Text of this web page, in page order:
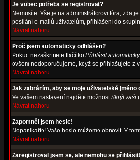
Je vůbec potřeba se registrovat?
Nemusíte. Vše je na administrátorovi fóra, zda
posílání e-mailů uživatelům, přihlášení do
Návrat nahoru
Proč jsem automaticky odhlášen?
Pokud nezaškrtnete tlačítko Přihlásit
ovšem nedoporučujeme, když se přihlašujete z
Návrat nahoru
Jak zabráním, aby se moje uživatelské
Ve vašem nastavení najděte možnostSkrýt vaši
Návrat nahoru
Zapomněl jsem heslo!
Nepanikařte! Vaše heslo můžeme obnovit. V
Návrat nahoru
Zaregistroval jsem se, ale nemohu se přihlásit!